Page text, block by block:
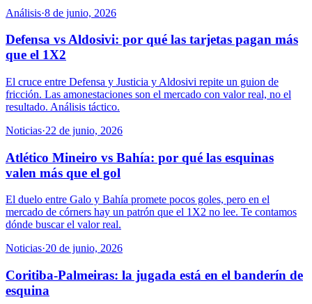
Análisis·8 de junio, 2026
Defensa vs Aldosivi: por qué las tarjetas pagan más
que el 1X2
El cruce entre Defensa y Justicia y Aldosivi repite un guion de
fricción. Las amonestaciones son el mercado con valor real, no el
resultado. Análisis táctico.
Noticias·22 de junio, 2026
Atlético Mineiro vs Bahía: por qué las esquinas
valen más que el gol
El duelo entre Galo y Bahía promete pocos goles, pero en el
mercado de córners hay un patrón que el 1X2 no lee. Te contamos
dónde buscar el valor real.
Noticias·20 de junio, 2026
Coritiba-Palmeiras: la jugada está en el banderín de
esquina